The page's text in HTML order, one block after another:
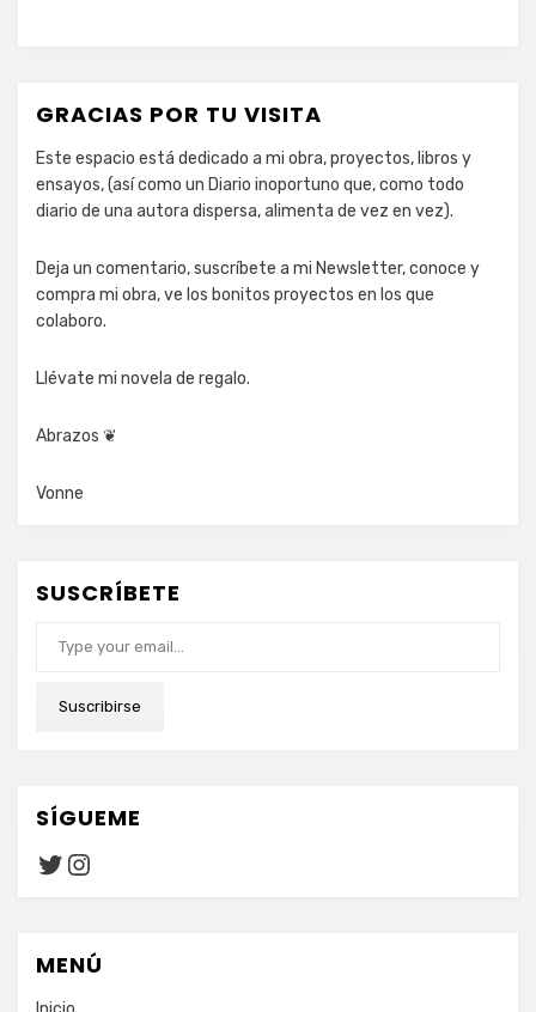
GRACIAS POR TU VISITA
Este espacio está dedicado a mi obra, proyectos, libros y
ensayos, (así como un Diario inoportuno que, como todo
diario de una autora dispersa, alimenta de vez en vez).
Deja un comentario, suscríbete a mi Newsletter, conoce y
compra mi obra, ve los bonitos proyectos en los que
colaboro.
Llévate mi novela de regalo.
Abrazos ❦
Vonne
SUSCRÍBETE
Suscribirse
SÍGUEME
Twitter
Instagram
MENÚ